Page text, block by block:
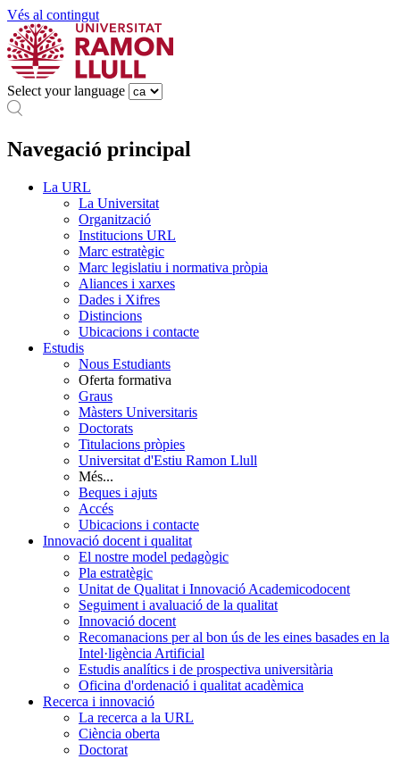
Vés al contingut
Select your language
Navegació principal
La URL
La Universitat
Organització
Institucions URL
Marc estratègic
Marc legislatiu i normativa pròpia
Aliances i xarxes
Dades i Xifres
Distincions
Ubicacions i contacte
Estudis
Nous Estudiants
Oferta formativa
Graus
Màsters Universitaris
Doctorats
Titulacions pròpies
Universitat d'Estiu Ramon Llull
Més...
Beques i ajuts
Accés
Ubicacions i contacte
Innovació docent i qualitat
El nostre model pedagògic
Pla estratègic
Unitat de Qualitat i Innovació Academicodocent
Seguiment i avaluació de la qualitat
Innovació docent
Recomanacions per al bon ús de les eines basades en la
Intel·ligència Artificial
Estudis analítics i de prospectiva universitària
Oficina d'ordenació i qualitat acadèmica
Recerca i innovació
La recerca a la URL
Ciència oberta
Doctorat